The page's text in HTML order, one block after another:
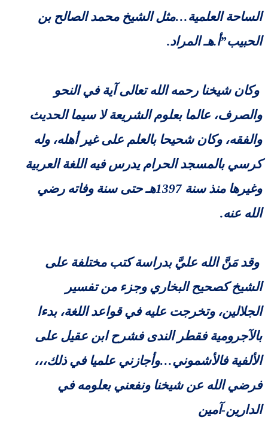
الساحة العلمية…مثل الشيخ محمد الصالح بن
الحبيب”أ.هـ المراد.
وكان شيخنا رحمه الله تعالى آية في النحو
والصرف، عالما بعلوم الشريعة لا سيما الحديث
والفقه، وكان شحيحا بالعلم على غير أهله، وله
كرسي بالمسجد الحرام يدرس فيه اللغة العربية
وغيرها منذ سنة 1397هـ حتى سنة وفاته رضي
الله عنه.
وقد مَنَّ الله عليَّ بدراسة كتب مختلفة على
الشيخ كصحيح البخاري وجزء من تفسير
الجلالين، وتخرجت عليه في قواعد اللغة، بدءا
بالآجرومية فقطر الندى فشرح ابن عقيل على
الألفية فالأشموني…وأجازني علميا في ذلك،،،
فرضي الله عن شيخنا ونفعني بعلومه في
الدارين-آمين